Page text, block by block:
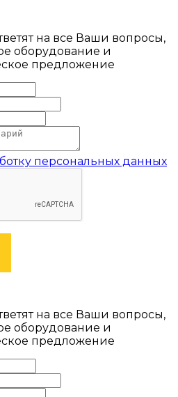
на все Ваши вопросы,
оборудование и
предложение
персональных данных
на все Ваши вопросы,
оборудование и
предложение